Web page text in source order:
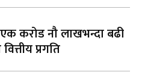
करोड नौ लाखभन्दा बढी
प्रगति